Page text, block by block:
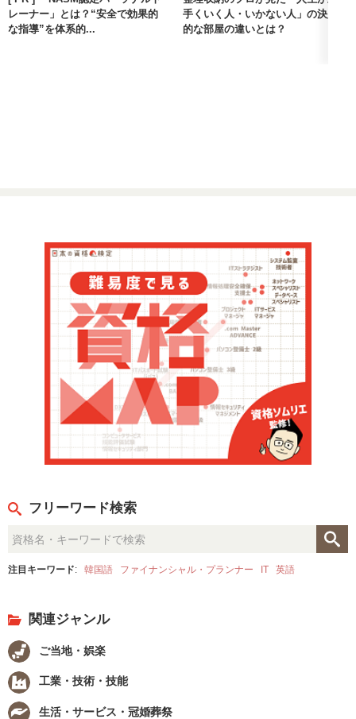
レーナー」とは？“安全で効果的
な指導”を体系的...
手くいく人・いかない人」の決定
的な部屋の違いとは？
フリーワード検索
注目キーワード: 韓国語 ファイナンシャル・プランナー IT 英語
関連ジャンル
ご当地・娯楽
工業・技術・技能
生活・サービス・冠婚葬祭